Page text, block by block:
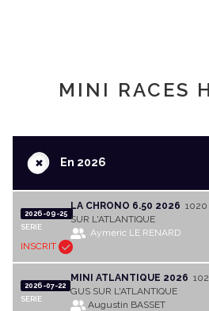
MINI RACES
+En 2026
2026-09-25
SERIE
LA CHRONO 6.50 2026 1020
SUR L'ATLANTIQUE
Aymeric LE RENARD
INSCRIT
2026-07-22
SERIE
MINI ATLANTIQUE 2026
GUS SUR L'ATLANTIQUE
Augustin BASSET